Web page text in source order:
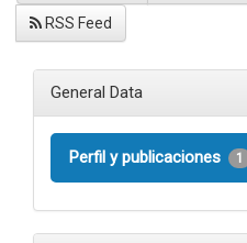
RSS Feed
General Data
Perfil y publicaciones 1